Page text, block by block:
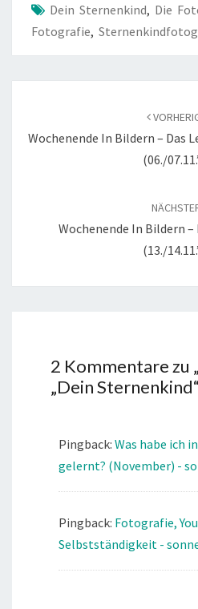
Dein Sternenkind, Die
Fotografie,
Wochenende In Bildern – Das
(06./
Wochenende In Bildern –
(13./
2 Kommentare zu „
„Dein Sternenkind“
Pingback: Was habe ich
gelernt? (November) -
Pingback: Fotografie,
Selbstständigkeit -